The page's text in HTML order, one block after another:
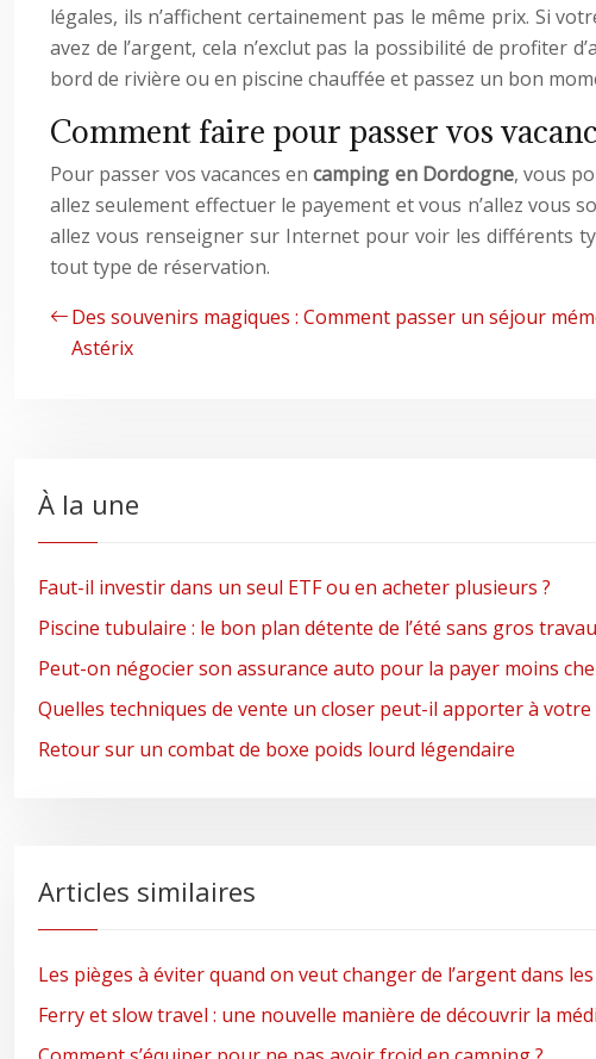
légales, ils n’affichent certainement pas le même prix. Si
avez de l’argent, cela n’exclut pas la possibilité de profiter
bord de rivière ou en piscine chauffée et passez un bon
Comment faire pour passer vos
Pour passer vos vacances en camping en Dordogne, vous
allez seulement effectuer le payement et vous n’allez vous
allez vous renseigner sur Internet pour voir les différents
tout type de réservation.
Des souvenirs magiques : Comment passer un séjour
Astérix
À la une
Faut-il investir dans un seul ETF ou en acheter plusieurs ?
Piscine tubulaire : le bon plan détente de l’été sans gros
Peut-on négocier son assurance auto pour la payer moins
Quelles techniques de vente un closer peut-il apporter à
Retour sur un combat de boxe poids lourd légendaire
Articles similaires
Les pièges à éviter quand on veut changer de l’argent dans
Ferry et slow travel : une nouvelle manière de découvrir la